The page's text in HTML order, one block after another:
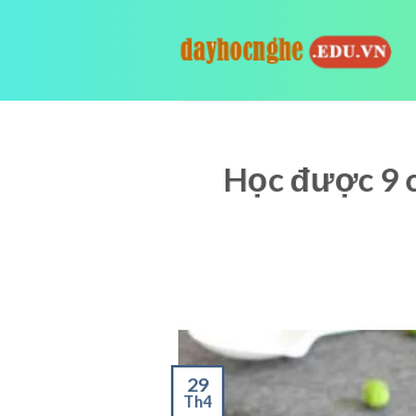
Học được 9
29
Th4